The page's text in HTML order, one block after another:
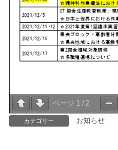
ページ 1 / 2
カテゴリー お知らせ